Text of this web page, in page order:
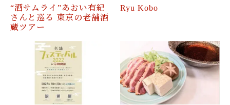
“酒サムライ”あおい有紀
さんと巡る 東京の老舗酒
蔵ツアー
Ryu Kobo